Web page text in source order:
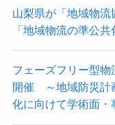
山梨県が「地域物
「地域物流の準公
フェーズフリー型
開催 ～地域防災計
化に向けて学術面・